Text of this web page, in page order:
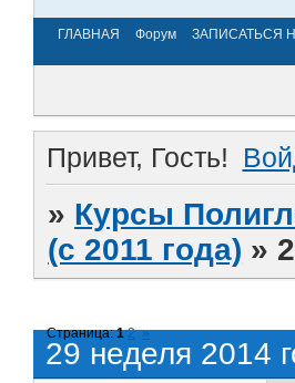
ГЛАВНАЯ Форум ЗАПИСАТЬСЯ
Привет, Гость!
» Курсы
(с 2011 года) »
29 неделя 2014
Страница:1 2 »